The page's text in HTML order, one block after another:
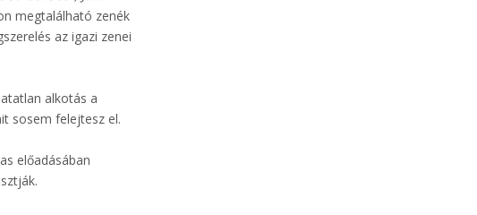
megtalálható zenék
az igazi zenei
alkotás a
sosem felejtesz el.
előadásában